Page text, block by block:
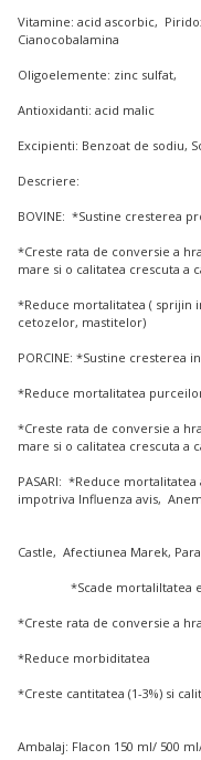
Vitamine: acid ascorbic,
Cianocobalamina
Oligoelemente: zinc sulfat,
Antioxidanti: acid malic
Excipienti: Benzoat de sodiu,
Descriere:
BOVINE: *Sustine cresterea
*Creste rata de conversie a
mare si o calitatea crescuta a
*Reduce mortalitatea (
cetozelor, mastitelor)
PORCINE: *Sustine cresterea
*Reduce mortalitatea
*Creste rata de conversie a
mare si o calitatea crescuta a
PASARI: *Reduce
impotriva Influenza avis,
Bronsite
Castle, Afectiunea Marek,
*Scade mortaliltatea
*Creste rata de conversie a
*Reduce morbiditatea
*Creste cantitatea (1-3%) si
Ambalaj: Flacon 150 ml/ 500